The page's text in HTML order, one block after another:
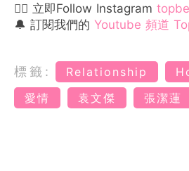
👉🏻 立即Follow Instagram
🔔 訂閱我們的 Youtube 頻道
標籤: Relationship
愛情
袁文傑 張潔蓮